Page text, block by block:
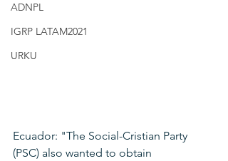
ADNPL
IGRP LATAM2021
URKU
Ecuador: "The Social-Cristian Party
(PSC) also wanted to obtain